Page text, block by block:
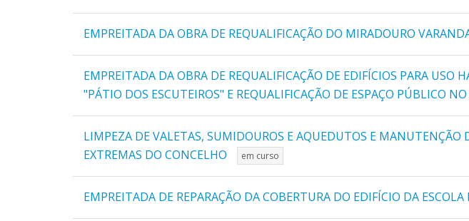
EMPREITADA DA OBRA DE REQUALIFICAÇÃO DO MIRADOURO
EMPREITADA DA OBRA DE REQUALIFICAÇÃO DE EDIFÍCIOS PARA USO
"PÁTIO DOS ESCUTEIROS" E REQUALIFICAÇÃO DE ESPAÇO PÚBLICO
LIMPEZA DE VALETAS, SUMIDOUROS E AQUEDUTOS E
EXTREMAS DO CONCELHO
em curso
EMPREITADA DE REPARAÇÃO DA COBERTURA DO EDIFÍCIO DA